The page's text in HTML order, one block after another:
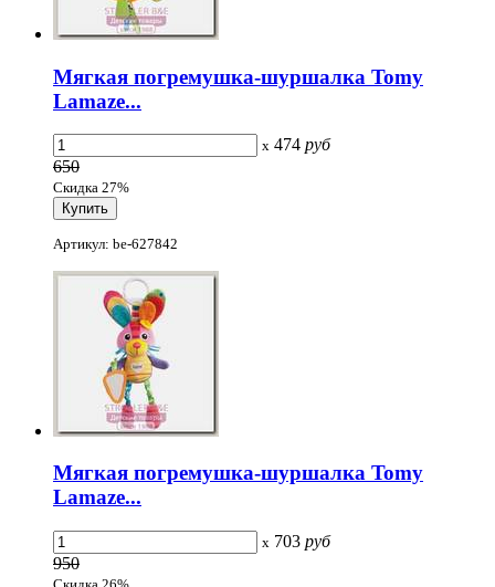
Мягкая погремушка-шуршалка Tomy
Lamaze...
x 474 руб
650
Скидка 27%
Артикул: be-627842
Мягкая погремушка-шуршалка Tomy
Lamaze...
x 703 руб
950